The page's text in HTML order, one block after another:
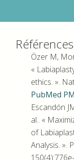
Özer M,
«
ethics. ».
PubMed
Escandón
al.. «
of
Analysis. ».